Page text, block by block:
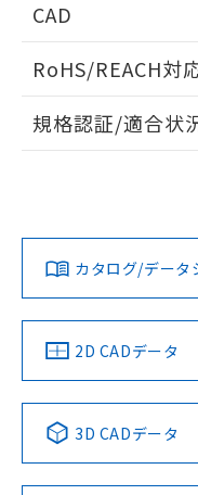
CAD
ドすることができ
ロ
ダウンロードデータを
みください。
ソフトウェアの使用条件
RoHS/REACH対
EU RoHS 注意事項
対応済み
中国 RoHS 注意事
Pb Hg
規格認証/適合状
LR型式承認
（イギリス
船舶規格）
DNV
（ノ
No No
こ
その他の認証
カタログ/データ
2D CADデータ
3D CADデータ
および当
品・サー
引・商談
をご了承
指します
※3 非含有証
下記の非含有
とができます。
また、RoHS
物質の対応で
荷製品に未対
欄に対応日を
既に当社にて
していること
り、2022年1
す。
合意する